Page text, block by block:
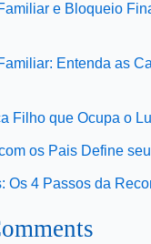
e Bloqueio
Entenda as
Filho que Ocupa o
os Pais Define
Os 4 Passos da